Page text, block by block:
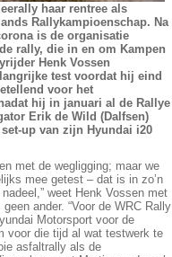
haar rentree als
Rallykampioenschap. Na
is de organisatie
rally, die in en om Kampen
Henk Vossen
test voordat hij eind
voor het
hij in januari al de Rallye
Erik de Wild (Dalfsen)
up van zijn Hyundai i20
met de wegligging; maar we
mee getest – dat is in zo’n
weet Henk Vossen met
ander. “Voor de WRC Rally
Motorsport voor de
voor die tijd al wat testwerk te
asfaltrally als de